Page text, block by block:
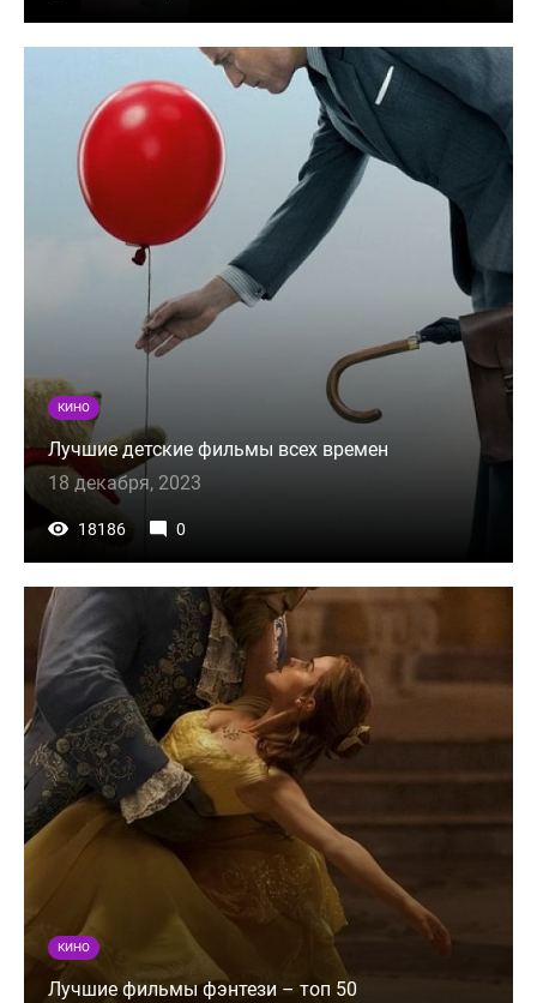
КИНО
Лучшие детские фильмы всех времен
18 декабря, 2023
18186 0
КИНО
Лучшие фильмы фэнтези – топ 50